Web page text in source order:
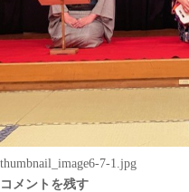
thumbnail_image6-7-1.jpg
コメントを残す